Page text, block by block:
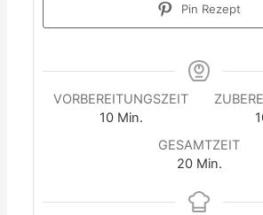
Pin Rezept
VORBEREITUNGSZEIT
10 Min.
GESAMTZEIT
20 Min.